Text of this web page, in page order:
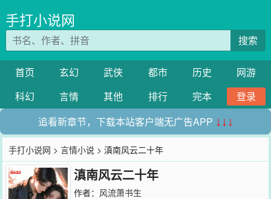
手打小说网
搜索
首页 玄幻 武侠 都市 历史
网游
科幻
言情 其他 排行 完本
登录
追看新章节，下载本站客户端无广告APP ↓↓↓
手打小说网 >言情小说 > 滇南风云二十年
滇南风云二十年
作者： 风流萧书生